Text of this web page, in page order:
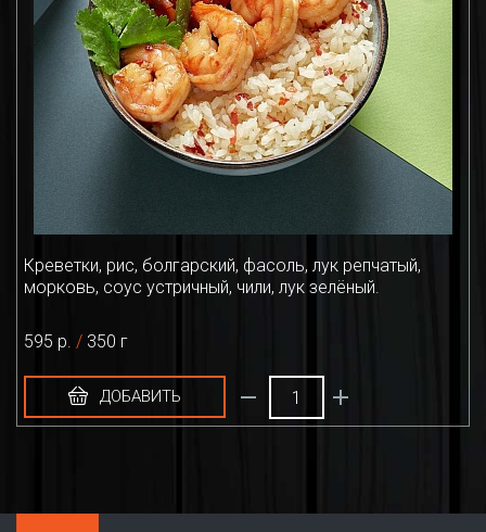
Креветки, рис, болгарский, фасоль, лук репчатый,
морковь, соус устричный, чили, лук зелёный.
595 р. / 350 г
ДОБАВИТЬ